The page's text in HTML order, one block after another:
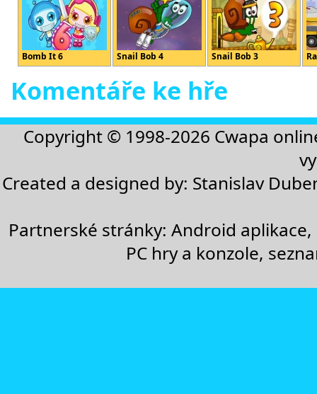
Bomb It 6 Snail Bob 4 Snail Bob 3
Komentáře ke hře
Copyright © 1998-2026 Cwapa
Created a designed by: Stanislav
Partnerské stránky:Android aplikace,
PC hry a konzole,